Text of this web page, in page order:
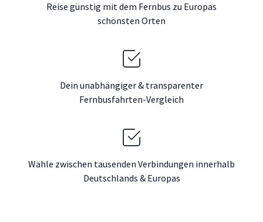
Reise günstig mit dem Fernbus zu Europas
schönsten Orten
Dein unabhängiger & transparenter
Fernbusfahrten-Vergleich
Wähle zwischen tausenden Verbindungen innerhalb
Deutschlands & Europas